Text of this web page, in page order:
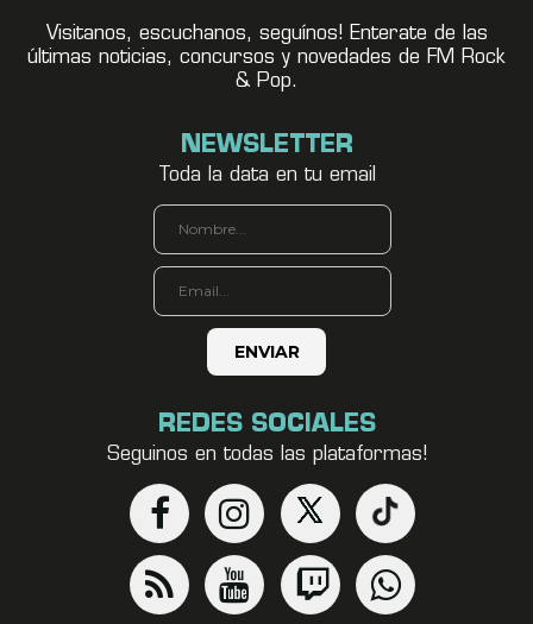
Visitanos, escuchanos, seguínos! Enterate de las
últimas noticias, concursos y novedades de FM Rock
& Pop.
NEWSLETTER
Toda la data en tu email
REDES SOCIALES
Seguinos en todas las plataformas!